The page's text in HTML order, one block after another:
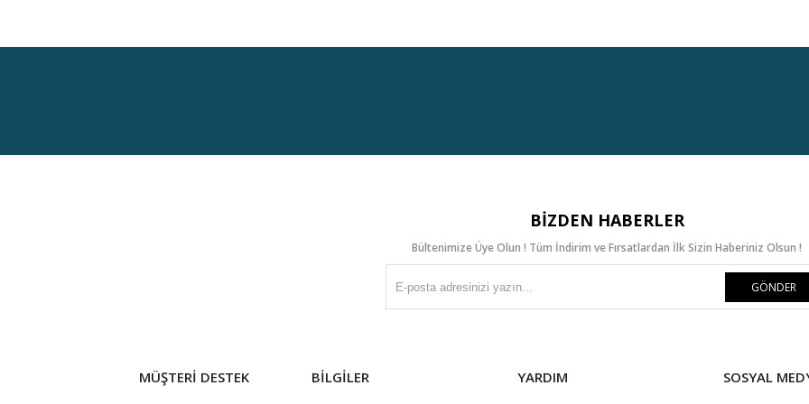
BIZDEN HABERLER
Bültenimize Üye Olun ! Tüm İndirim ve Fırsatlardan İlk Sizin Haberiniz Olsun !
GÖNDER
MÜŞTERİ DESTEK BİLGİLER YARDIM SOSYAL